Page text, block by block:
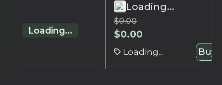
Loading...
Loading...
$0.00
$0.00
Loading... Buy